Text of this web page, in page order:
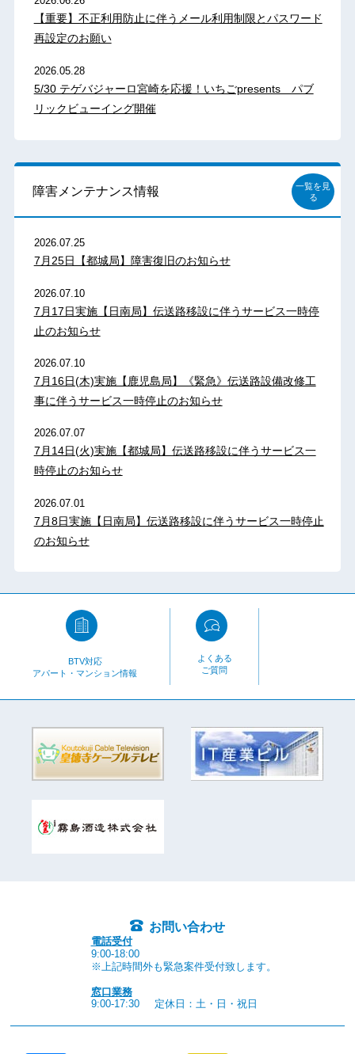
【重要】不正利用防止に伴うメール利用制限とパスワード
再設定のお願い
2026.05.28
5/30 テゲバジャーロ宮崎を応援！いちごpresents パブ
リックビューイング開催
障害メンテナンス情報
一覧を見
る
2026.07.25
7月25日【都城局】障害復旧のお知らせ
2026.07.10
7月17日実施【日南局】伝送路移設に伴うサービス一時停
止のお知らせ
2026.07.10
7月16日(木)実施【鹿児島局】《緊急》伝送路設備改修工
事に伴うサービス一時停止のお知らせ
2026.07.07
7月14日(火)実施【都城局】伝送路移設に伴うサービス一
時停止のお知らせ
2026.07.01
7月8日実施【日南局】伝送路移設に伴うサービス一時停止
のお知らせ
BTV対応
アパート・マンション情報
よくある
ご質問
お問い合わせ
電話受付
9:00-18:00
※上記時間外も緊急案件受付致します。
窓口業務
9:00-17:30
定休日：土・日・祝日